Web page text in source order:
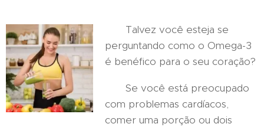
Talvez você esteja se
perguntando como o Omega-3
é benéfico para o seu coração?
Se você está preocupado
com problemas cardíacos,
comer uma porção ou dois